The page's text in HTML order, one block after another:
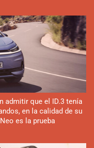
admitir que el ID.3 tenía
en la calidad de su
es la prueba